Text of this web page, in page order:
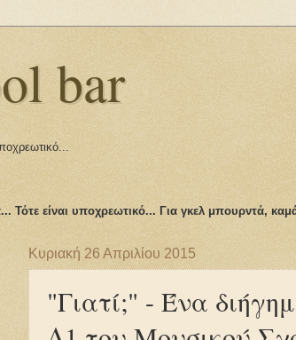
bar
Τότε είναι υποχρεωτικό... Για γκελ μπουρντά,
Κυριακή 26 Απριλίου 2015
"Γιατί;" - Ένα